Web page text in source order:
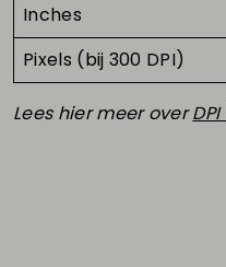
Inches
Pixels (bij 300 DPI)
Lees hier meer over